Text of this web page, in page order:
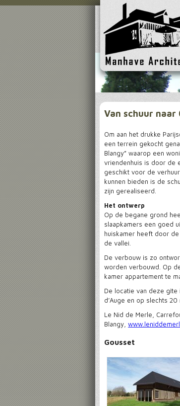
Van schuur naar
Om aan het drukke
een terrein gekocht
Blangy” waarop een
vriendenhuis is door de
geschikt voor de
kunnen bieden is de
zijn gerealiseerd.
Het ontwerp
Op de begane grond
slaapkamers een goed
huiskamer heeft door
de vallei.
De verbouw is zo
worden verbouwd. Op
kamer appartement te
De locatie van deze
d’Auge en op slechts 20
Le Nid de Merle,
Blangy,
Gousset